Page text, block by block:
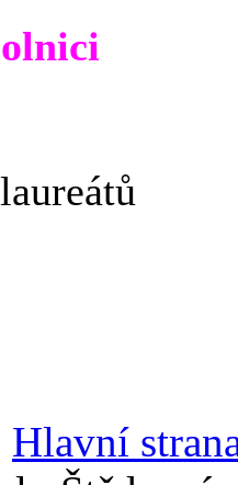
Hlavní